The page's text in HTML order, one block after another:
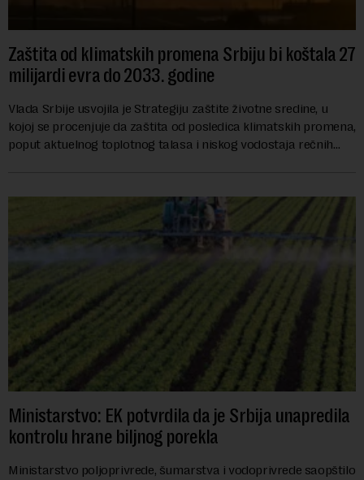
Zaštita od klimatskih promena Srbiju bi koštala 27
milijardi evra do 2033. godine
Vlada Srbije usvojila je Strategiju zaštite životne sredine, u
kojoj se procenjuje da zaštita od posledica klimatskih promena,
poput aktuelnog toplotnog talasa i niskog vodostaja rečnih
Ministarstvo: EK potvrdila da je Srbija unapredila
kontrolu hrane biljnog porekla
Ministarstvo poljoprivrede, šumarstva i vodoprivrede saopštilo